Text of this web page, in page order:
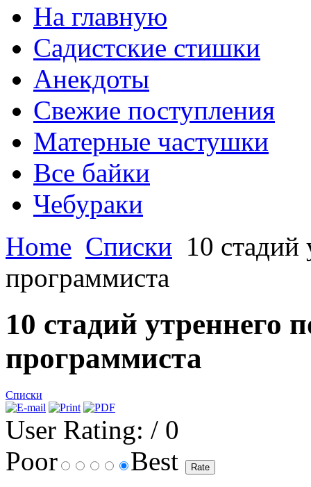
На главную
Садистские стишки
Анекдоты
Свежие поступления
Матерные частушки
Все байки
Чебураки
Home Списки 10 стадий
программиста
10 стадий утреннего
программиста
Списки
User Rating: / 0
Poor
Best